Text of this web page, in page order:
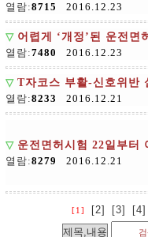
열람:8715 2016.12.23
▽ 어렵게 ‘개정’된 운전면
열람:7480 2016.12.23
▽ T자코스 부활-신호위반
열람:8233 2016.12.21
▽ 운전면허시험 22일부터
열람:8279 2016.12.21
[1] [2] [3] [4]